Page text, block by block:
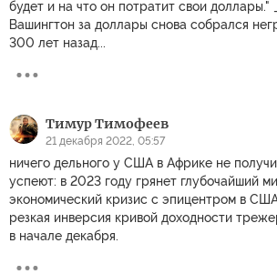
будет и на что он потратит свои доллары."
Вашингтон за доллары снова собрался
300 лет назад...
Тимур Тимофеев
21 декабря 2022, 05:57
ничего дельного у США в Африке не
успеют: в 2023 году грянет глубочайший
экономический кризис с эпицентром в
резкая инверсия кривой доходности
в начале декабря.